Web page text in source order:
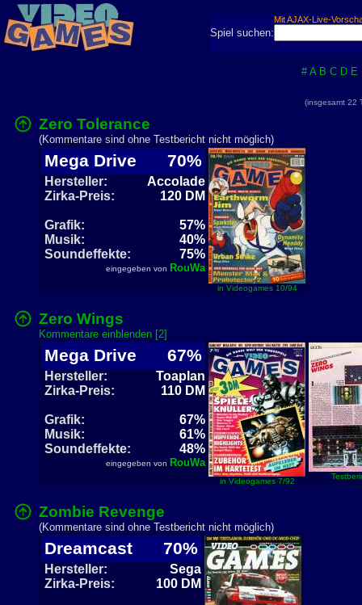
Mit AJAX-Live-
Spiel suchen:
# A B C D E
(insgesamt
Zero Tolerance
(Kommentare sind ohne Testbericht nicht möglich)
Mega Drive 70%
Hersteller:
Accolade
Zirka-Preis:
120 DM
Grafik:
57%
Musik:
40%
Soundeffekte:
75%
eingegeben von RouWa
in Videogames 10/94
Zero Wings
Kommentare einblenden [2]
Mega Drive 67%
Hersteller:
Toaplan
Zirka-Preis:
110 DM
Grafik:
67%
Musik:
61%
Soundeffekte:
48%
eingegeben von RouWa
in Videogames 7/92
Zombie Revenge
(Kommentare sind ohne Testbericht nicht möglich)
Dreamcast 70%
Hersteller:
Sega
Zirka-Preis:
100 DM